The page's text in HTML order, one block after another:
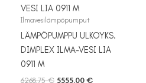
Ilmavesilämpöpumput
LÄMPÖPUMPPU ULKOYKS.
DIMPLEX ILMA-VESI LIA
0911 M
6268,75€ Alkuperäinen
5555,00 €Nykyinen